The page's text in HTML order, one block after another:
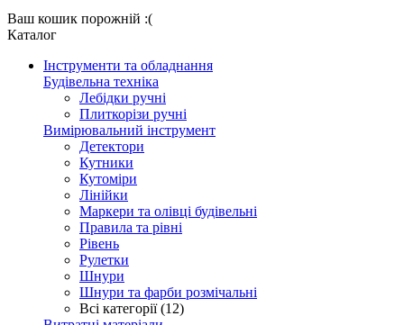
Ваш кошик порожній :(
Каталог
Інструменти та обладнання
Будівельна техніка
Лебідки ручні
Плиткорізи ручні
Вимірювальний інструмент
Детектори
Кутники
Кутоміри
Лінійки
Маркери та олівці будівельні
Правила та рівні
Рівень
Рулетки
Шнури
Шнури та фарби розмічальні
Всі категорії (12)